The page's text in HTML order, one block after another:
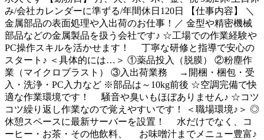
み/会社カレンダーに準ずる/年間休日120日 【仕事内容】 ＼
金属部品の表面処理や入出荷のお仕事！／ 金型や精密機械
部品などの金属製品を扱う会社です♪ ☆工場での作業経験や
PC操作スキルを活かせます！ 丁寧な研修と指導で安心の
スタート♪ ＜具体的には…＞ ①薬品投入（脱膜） ②粉塵作
業（マイクロブラスト） ③入出荷業務 →開梱・梱包・受
入・洗浄・PC入力など ※部品は～10kg前後 ☆空調完備で快
適な作業環境です！ 騒音や臭いもほぼありません♪ ☆コツ
コツ繰り返し作業なので覚えやすいです！ ＜職場環境♪＞ ◎
休憩スペースに最新サーバーを設置！ 水だけでなく、コ
ーヒー・お茶・その他飲料、 お味噌汁までメニュー豊富♪